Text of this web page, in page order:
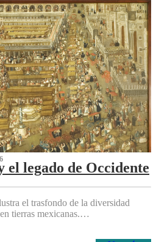
el legado de Occidente
el trasfondo de la diversidad
tierras mexicanas.…